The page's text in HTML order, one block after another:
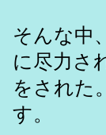
そんな中
に尽力さ
をされた
す。